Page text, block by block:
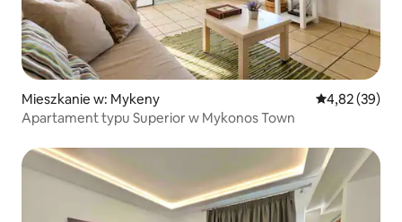
Mieszkanie w: Mykeny Średnia
4,82 (39)
Apartament typu Superior w Mykonos Town